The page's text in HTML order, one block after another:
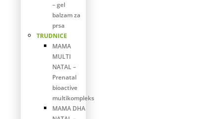
– gel
balzam za
prsa
TRUDNICE
MAMA
MULTI
NATAL –
Prenatal
bioactive
multikompleks
MAMA DHA